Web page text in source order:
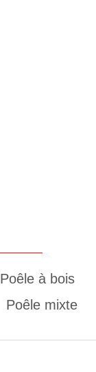
Poêle à bois
Poêle mixte